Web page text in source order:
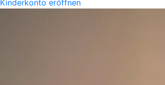
Kinderkonto eröffnen